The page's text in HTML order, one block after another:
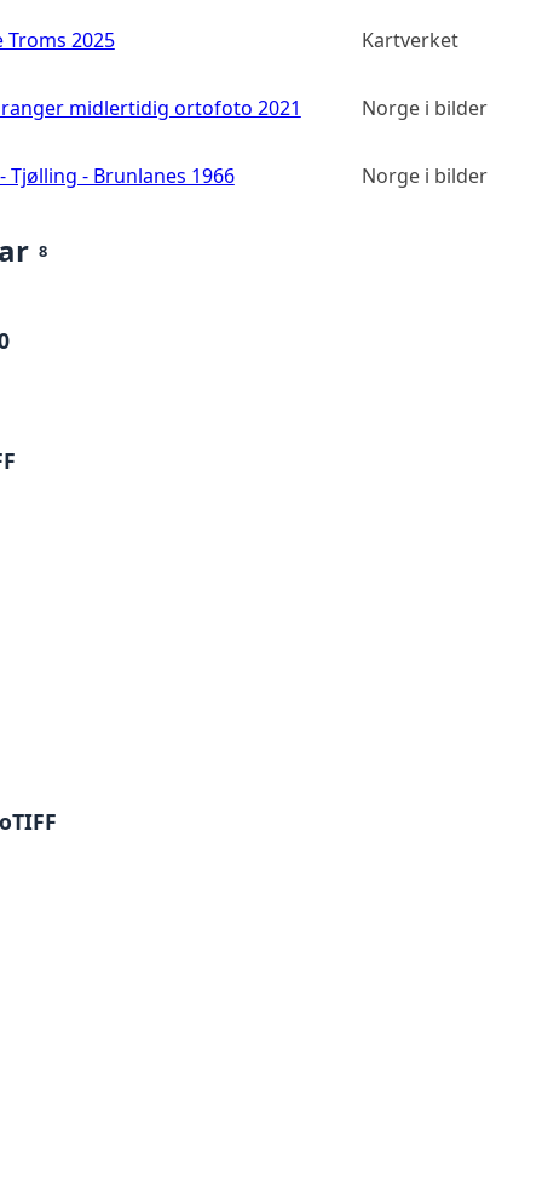
Troms 2025 Kartverket
midlertidig ortofoto 2021 Norge i bilder
- Brunlanes 1966 Norge i bilder
8